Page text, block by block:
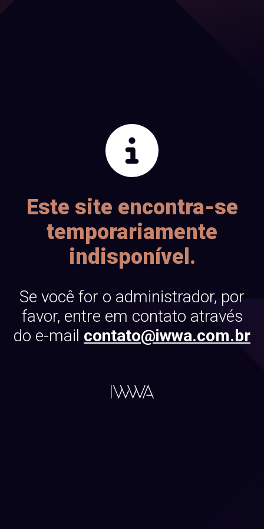
Este site encontra-se
temporariamente
indisponível.
Se você for o administrador, por
favor, entre em contato através
do e-mail contato@iwwa.com.br